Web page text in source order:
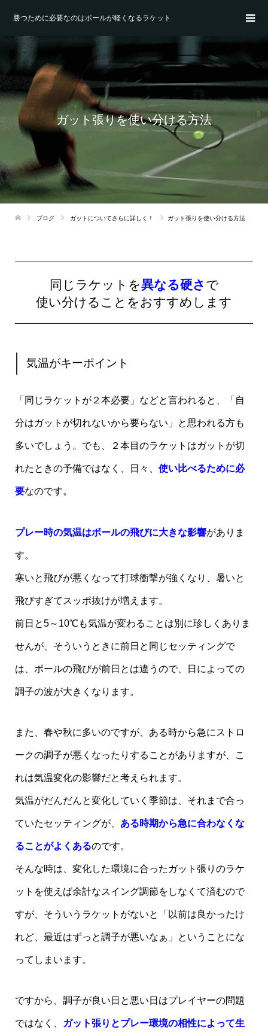
勝つために必要なのはボールが軽くなるラケット
ガット張りを使い分ける方法
ブログ ガットについてさらに詳しく！ ガット張りを使い分ける方法
同じラケットを異なる硬さ で
使い分けることをおすすめします
気温がキーポイント
「同じラケットが２本必要」などと言われると、「自
分はガットが切れないから要らない」と思われる方も
多いでしょう。でも、２本目のラケットはガットが切
れたときの予備ではなく、日々、 使い比べるために必
要なのです。
プレー時の気温はボールの飛びに大きな影響がありま
す。
寒いと飛びが悪くなって打球衝撃が強くなり、暑いと
飛びすぎてスッポ抜けが増えます。
前日と5～10℃も気温が変わることは別に珍しくありま
せんが、そういうときに前日と同じセッティングで
は、ボールの飛びが前日とは違うので、日によっての
調子の波が大きくなります。
また、春や秋に多いのですが、ある時から急にストロ
ークの調子が悪くなったりすることがありますが、こ
れは気温変化の影響だと考えられます。
気温がだんだんと変化していく季節は、それまで合っ
ていたセッティングが、 ある時期から急に合わなくな
ることがよくあるのです。
そんな時は、変化した環境に合ったガット張りのラケ
ットを使えば余計なスイング調節をしなくて済むので
すが、そういうラケットがないと「以前は良かったけ
れど、最近はずっと調子が悪いなぁ」ということにな
ってしまいます。
ですから、調子が良い日と悪い日はプレイヤーの問題
ではなく、 ガット張りとプレー環境の相性によって生